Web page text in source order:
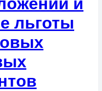
льготы